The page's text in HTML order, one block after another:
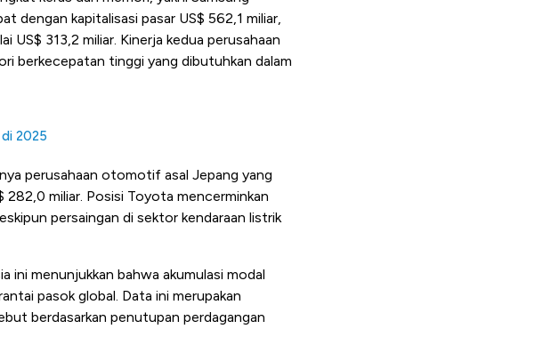
dengan kapitalisasi pasar US$ 562,1 miliar,
US$ 313,2 miliar. Kinerja kedua perusahaan
berkecepatan tinggi yang dibutuhkan dalam
2025
perusahaan otomotif asal Jepang yang
282,0 miliar. Posisi Toyota mencerminkan
persaingan di sektor kendaraan listrik
ini menunjukkan bahwa akumulasi modal
pasok global. Data ini merupakan
berdasarkan penutupan perdagangan